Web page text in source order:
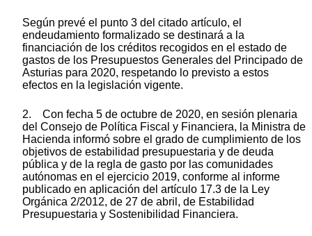
Según prevé el punto 3 del citado artículo, el
endeudamiento formalizado se destinará a la
financiación de los créditos recogidos en el estado de
gastos de los Presupuestos Generales del Principado de
Asturias para 2020, respetando lo previsto a estos
efectos en la legislación vigente.
2. Con fecha 5 de octubre de 2020, en sesión plenaria
del Consejo de Política Fiscal y Financiera, la Ministra de
Hacienda informó sobre el grado de cumplimiento de los
objetivos de estabilidad presupuestaria y de deuda
pública y de la regla de gasto por las comunidades
autónomas en el ejercicio 2019, conforme al informe
publicado en aplicación del artículo 17.3 de la Ley
Orgánica 2/2012, de 27 de abril, de Estabilidad
Presupuestaria y Sostenibilidad Financiera.